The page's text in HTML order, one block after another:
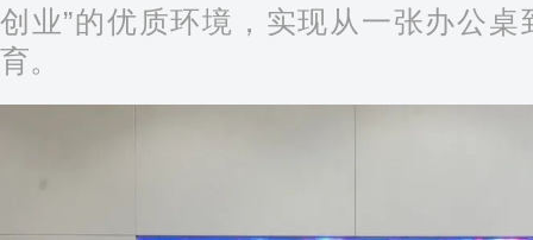
创业”的优质环境，实现从一张办公
育。